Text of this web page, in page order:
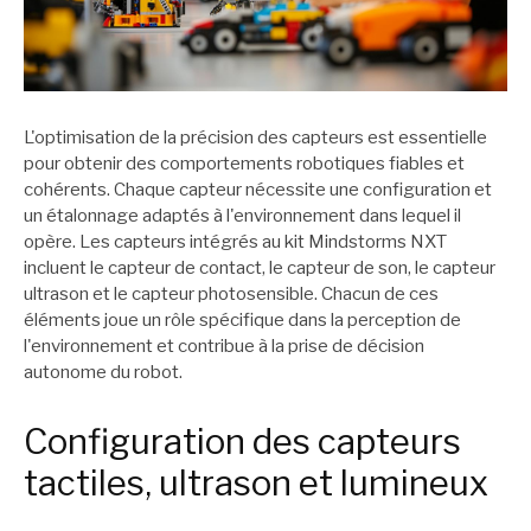
L'optimisation de la précision des capteurs est essentielle
pour obtenir des comportements robotiques fiables et
cohérents. Chaque capteur nécessite une configuration et
un étalonnage adaptés à l'environnement dans lequel il
opère. Les capteurs intégrés au kit Mindstorms NXT
incluent le capteur de contact, le capteur de son, le capteur
ultrason et le capteur photosensible. Chacun de ces
éléments joue un rôle spécifique dans la perception de
l'environnement et contribue à la prise de décision
autonome du robot.
Configuration des capteurs
tactiles, ultrason et lumineux